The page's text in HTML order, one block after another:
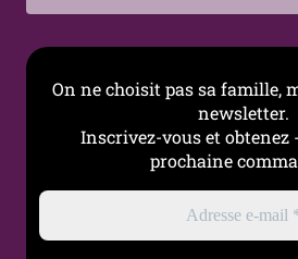
Occasions
Tenue
shooting
humide,
On ne choisit pas sa famille,
newsletter.
Inscrivez-vous et obtenez
prochaine